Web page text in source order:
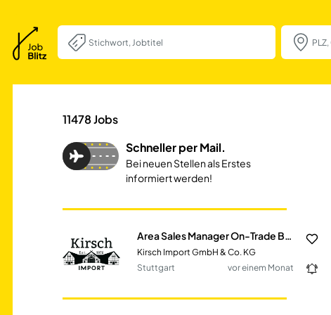
Area Sales
11478Jobs
Schneller per Mail.
Bei neuen Stellen als Erstes
informiert werden!
Kirsch Import GmbH & Co. KG
Stuttgart
vor einem Monat